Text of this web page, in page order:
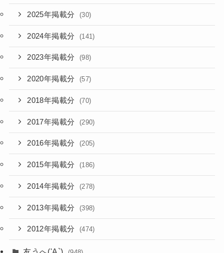
2025年掲載分 (30)
2024年掲載分 (141)
2023年掲載分 (98)
2020年掲載分 (57)
2018年掲載分 (70)
2017年掲載分 (290)
2016年掲載分 (205)
2015年掲載分 (186)
2014年掲載分 (278)
2013年掲載分 (398)
2012年掲載分 (474)